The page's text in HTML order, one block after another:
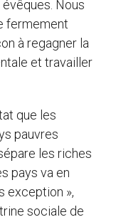
Nous
fermement
à regagner la
et travailler
que les
pauvres
les riches
pays va en
exception »,
sociale de